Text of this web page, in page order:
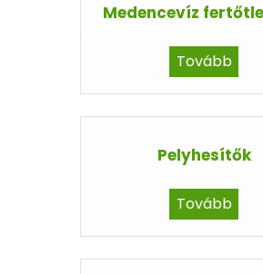
Medencevíz
Tovább
Pelyhesítők
Tovább